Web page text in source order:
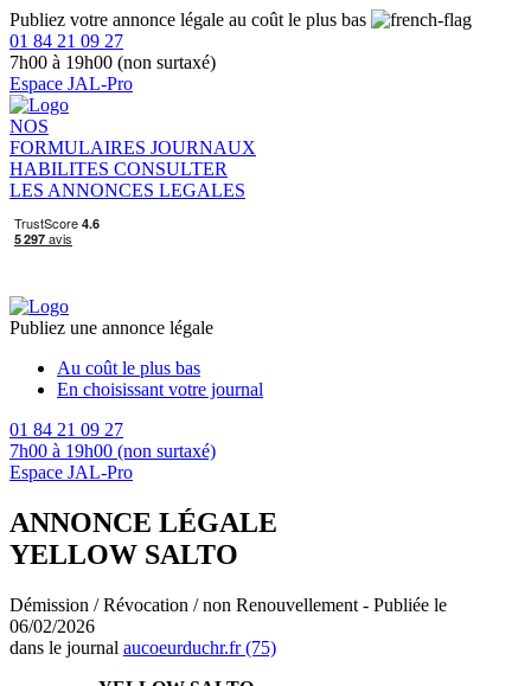
Publiez votre annonce légale au coût le plus bas
01 84 21 09 27
7h00 à 19h00 (non surtaxé)
Espace JAL-Pro
NOS
FORMULAIRES JOURNAUX
HABILITES CONSULTER
LES ANNONCES LEGALES
Publiez une annonce légale
Au coût le plus bas
En choisissant votre journal
01 84 21 09 27
7h00 à 19h00 (non surtaxé)
Espace JAL-Pro
ANNONCE LÉGALE
YELLOW SALTO
Démission / Révocation / non Renouvellement - Publiée le
06/02/2026
dans le journal aucoeurduchr.fr (75)